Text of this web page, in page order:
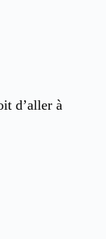
d’aller à